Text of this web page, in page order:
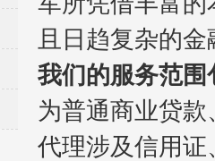
且日趋复杂的
我们的服务范围
为普通商业贷
代理涉及信用